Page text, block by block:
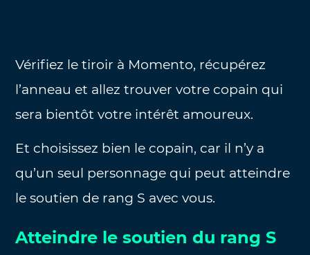
Vérifiez le tiroir à Momento, récupérez
l’anneau et allez trouver votre copain qui
sera bientôt votre intérêt amoureux.
Et choisissez bien le copain, car il n’y a
qu’un seul personnage qui peut atteindre
le soutien de rang S avec vous.
Atteindre le soutien du rang S